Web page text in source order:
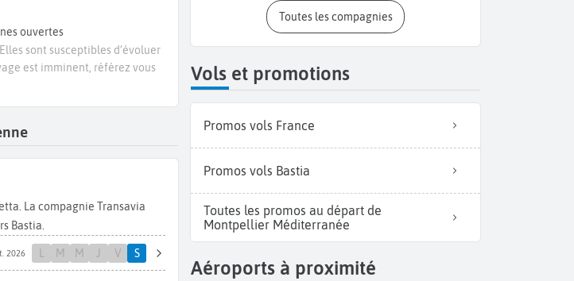
ouvertes
sont susceptibles d’évoluer
est imminent, référez vous
La compagnie Transavia
Bastia.
2026 M M J V S
Toutes les compagnies
Vols et promotions
Promos vols France
Promos vols Bastia
Toutes les promos au départ de
Montpellier Méditerranée
Aéroports à proximité